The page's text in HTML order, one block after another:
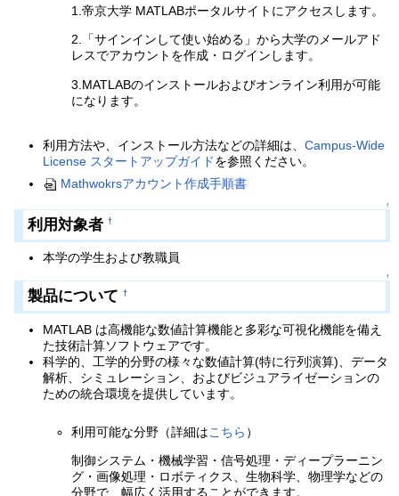
1.帝京大学 MATLABポータルサイトにアクセスします。
2.「サインインして使い始める」から大学のメールアド
レスでアカウントを作成・ログインします。
3.MATLABのインストールおよびオンライン利用が可能
になります。
利用方法や、インストール方法などの詳細は、Campus-Wide
License スタートアップガイドを参照ください。
Mathwokrsアカウント作成手順書
↑
利用対象者 †
本学の学生および教職員
↑
製品について †
MATLAB は高機能な数値計算機能と多彩な可視化機能を備え
た技術計算ソフトウェアです。
科学的、工学的分野の様々な数値計算(特に行列演算)、データ
解析、シミュレーション、およびビジュアライゼーションの
ための統合環境を提供しています。
利用可能な分野（詳細はこちら ）
制御システム・機械学習・信号処理・ディープラーニン
グ・画像処理・ロボティクス、生物科学、物理学などの
分野で、幅広く活用することができます。